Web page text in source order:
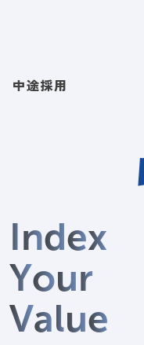
中途採用
Index
Your
Value